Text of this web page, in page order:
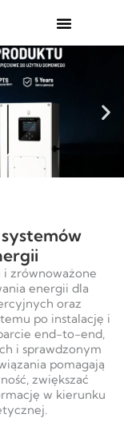
i zrównoważone
energii dla
oraz
po instalację i
end-to-end,
i sprawdzonym
pomagają
zwiększać
w kierunku